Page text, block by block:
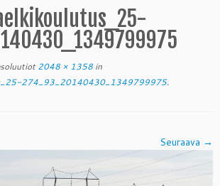
2048 × 1358 in
274_93_20140430_1349799975.
Seuraava →